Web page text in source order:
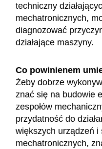
techniczny
mechatronicznych,
diagnozować
działające maszyny.
Co powinienem
Żeby dobrze
znać się na budowie
zespołów
przydatność do
większych urządzeń i
mechatronicznych,